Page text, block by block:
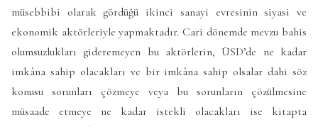
müsebbibi olarak gördüğü ikinci sanayi evresinin siyasi ve
ekonomik aktörleriyle yapmaktadır. Cari dönemde mevzu bahis
olumsuzlukları gideremeyen bu aktörlerin, ÜSD’de ne kadar
imkâna sahip olacakları ve bir imkâna sahip olsalar dahi söz
konusu sorunları çözmeye veya bu sorunların çözülmesine
müsaade etmeye ne kadar istekli olacakları ise kitapta